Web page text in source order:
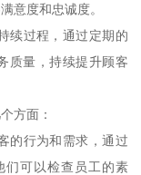
意度和忠诚度。
续过程，通过定期的
质量，持续提升顾客
方面：
的行为和需求，通过
们可以检查员工的素